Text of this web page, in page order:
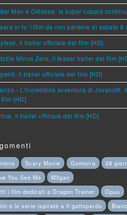
Man e Odissea: la super coppia
in tv: i film da non perdere di sabato 8
il trailer ufficiale del film [HD]
Minus Zero, il teaser trailer del film
il trailer ufficiale del film [HD]
- L'incredibile avventura di Jovanotti,
[HD]
il trailer ufficiale del film [HD]
Scary Movie Gomorra
28
You See Me
M3gan
i film dedicati a Dragon Trainer
Opus
e le serie ispirate a Il gattopardo